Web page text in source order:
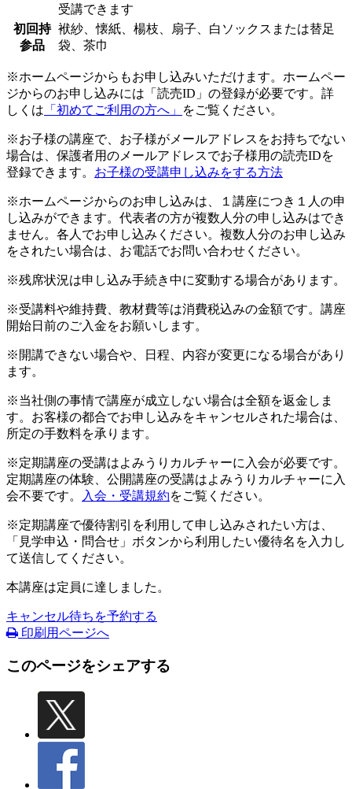
受講できます
初回持
参品
袱紗、懐紙、楊枝、扇子、白ソックスまたは替足
袋、茶巾
※ホームページからもお申し込みいただけます。ホームペー
ジからのお申し込みには「読売ID」の登録が必要です。詳
しくは 「初めてご利用の方へ」 をご覧ください。
※お子様の講座で、お子様がメールアドレスをお持ちでない
場合は、保護者用のメールアドレスでお子様用の読売IDを
登録できます。 お子様の受講申し込みをする方法
※ホームページからのお申し込みは、１講座につき１人の申
し込みができます。代表者の方が複数人分の申し込みはでき
ません。各人でお申し込みください。複数人分のお申し込み
をされたい場合は、お電話でお問い合わせください。
※残席状況は申し込み手続き中に変動する場合があります。
※受講料や維持費、教材費等は消費税込みの金額です。講座
開始日前のご入金をお願いします。
※開講できない場合や、日程、内容が変更になる場合があり
ます。
※当社側の事情で講座が成立しない場合は全額を返金しま
す。お客様の都合でお申し込みをキャンセルされた場合は、
所定の手数料を承ります。
※定期講座の受講はよみうりカルチャーに入会が必要です。
定期講座の体験、公開講座の受講はよみうりカルチャーに入
会不要です。
入会・受講規約をご覧ください。
※定期講座で優待割引を利用して申し込みされたい方は、
「見学申込・問合せ」ボタンから利用したい優待名を入力し
て送信してください。
本講座は定員に達しました。
キャンセル待ちを予約する
印刷用ページへ
このページをシェアする